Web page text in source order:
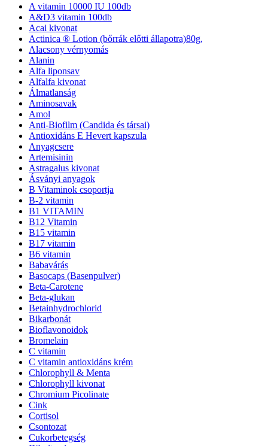
A vitamin 10000 IU 100db
A&D3 vitamin 100db
Acai kivonat
Actinica ® Lotion (bőrrák előtti állapotra)80g,
Alacsony vérnyomás
Alanin
Alfa liponsav
Alfalfa kivonat
Álmatlanság
Aminosavak
Amol
Anti-Biofilm (Candida és társai)
Antioxidáns E Hevert kapszula
Anyagcsere
Artemisinin
Astragalus kivonat
Ásványi anyagok
B Vitaminok csoportja
B-2 vitamin
B1 VITAMIN
B12 Vitamin
B15 vitamin
B17 vitamin
B6 vitamin
Babavárás
Basocaps (Basenpulver)
Beta-Carotene
Beta-glukan
Betainhydrochlorid
Bikarbonát
Bioflavonoidok
Bromelain
C vitamin
C vitamin antioxidáns krém
Chlorophyll & Menta
Chlorophyll kivonat
Chromium Picolinate
Cink
Cortisol
Csontozat
Cukorbetegség